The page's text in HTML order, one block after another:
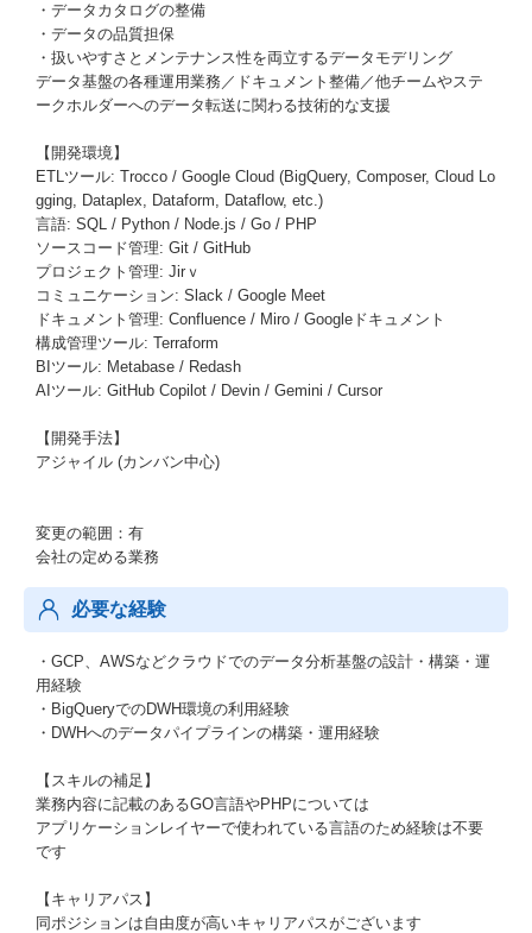
・データカタログの整備
・データの品質担保
・扱いやすさとメンテナンス性を両立するデータモデリング
データ基盤の各種運用業務／ドキュメント整備／他チームやステ
ークホルダーへのデータ転送に関わる技術的な支援
【開発環境】
ETLツール: Trocco / Google Cloud (BigQuery, Composer, Cloud Lo
gging, Dataplex, Dataform, Dataflow, etc.)
言語: SQL / Python / Node.js / Go / PHP
ソースコード管理: Git / GitHub
プロジェクト管理: Jirｖ
コミュニケーション: Slack / Google Meet
ドキュメント管理: Confluence / Miro / Googleドキュメント
構成管理ツール: Terraform
BIツール: Metabase / Redash
AIツール: GitHub Copilot / Devin / Gemini / Cursor
【開発手法】
アジャイル (カンバン中心)
変更の範囲：有
会社の定める業務
必要な経験
・GCP、AWSなどクラウドでのデータ分析基盤の設計・構築・運
用経験
・BigQueryでのDWH環境の利用経験
・DWHへのデータパイプラインの構築・運用経験
【スキルの補足】
業務内容に記載のあるGO言語やPHPについては
アプリケーションレイヤーで使われている言語のため経験は不要
です
【キャリアパス】
同ポジションは自由度が高いキャリアパスがございます